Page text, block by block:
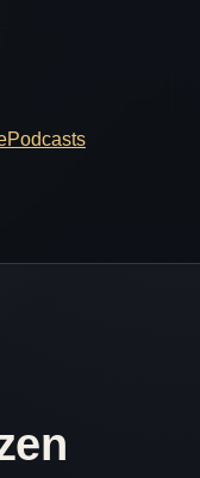
Podcasts